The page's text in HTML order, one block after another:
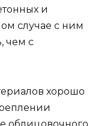
и
случае с ним
чем с
хорошо
облицовочного